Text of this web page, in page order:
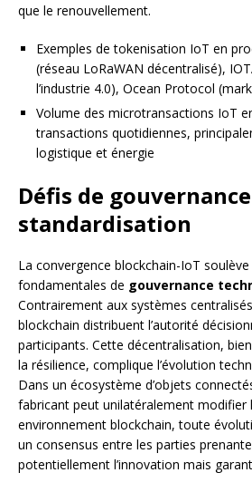
que le renouvellement.
Exemples de tokenisation IoT en
(réseau LoRaWAN décentralisé),
l’industrie 4.0), Ocean Protocol
Volume des microtransactions IoT
transactions quotidiennes,
logistique et énergie
Défis de
standardisation
La convergence blockchain-IoT
fondamentales de gouvernance
Contrairement aux systèmes
blockchain distribuent l’autorité
participants. Cette décentralisation,
la résilience, complique l’évolution
Dans un écosystème d’objets
fabricant peut unilatéralement modifier
environnement blockchain, toute
un consensus entre les parties
potentiellement l’innovation mais